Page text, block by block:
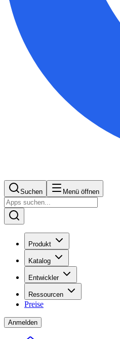
Suchen Menü öffnen
Produkt
Katalog
Entwickler
Ressourcen
Preise
Anmelden